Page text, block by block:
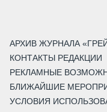
АРХИВ ЖУРНАЛА
КОНТАКТЫ РЕДАКЦИИ
РЕКЛАМНЫЕ
БЛИЖАЙШИЕ
УСЛОВИЯ